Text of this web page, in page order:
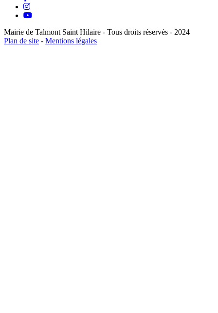
Mairie de Talmont Saint Hilaire - Tous droits réservés - 2024
Plan de site - Mentions légales